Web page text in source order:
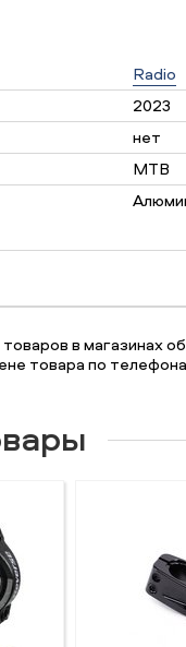
Radio
2023
нет
MTB
в магазинах
товара по